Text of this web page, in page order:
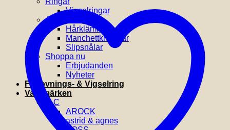
Vigselringar
Accessoarer
Hårklämmor
Manchettknappar
Slipsnålar
Shoppa nu
Erbjudanden
Nyheter
Förlovnings- & Vigselring
Varumärken
A-C
AROCK
astrid & agnes